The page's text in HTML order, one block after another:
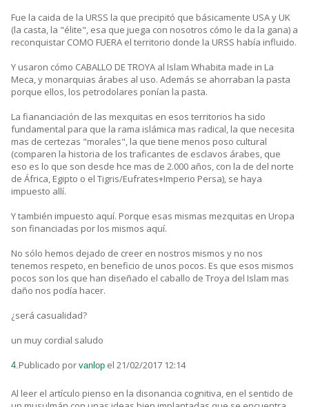
Fue la caida de la URSS la que precipitó que básicamente USA y UK
(la casta, la "élite", esa que juega con nosotros cómo le da la gana) a
reconquistar COMO FUERA el territorio donde la URSS había influido.
Y usaron cómo CABALLO DE TROYA al Islam Whabita made in La
Meca, y monarquias árabes al uso. Además se ahorraban la pasta
porque ellos, los petrodolares ponían la pasta.
La fiananciación de las mexquitas en esos territorios ha sido
fundamental para que la rama islámica mas radical, la que necesita
mas de certezas "morales", la que tiene menos poso cultural
(comparen la historia de los traficantes de esclavos árabes, que
eso es lo que son desde hce mas de 2.000 años, con la de del norte
de África, Egipto o el Tigris/Eufrates+Imperio Persa), se haya
impuesto allí.
Y también impuesto aquí. Porque esas mismas mezquitas en Uropa
son financiadas por los mismos aquí.
No sólo hemos dejado de creer en nostros mismos y no nos
tenemos respeto, en beneficio de unos pocos. Es que esos mismos
pocos son los que han diseñado el caballo de Troya del Islam mas
daño nos podía hacer.
¿será casualidad?
un muy cordial saludo
4.Publicado por vanlop el 21/02/2017 12:14
Al leer el artículo pienso en la disonancia cognitiva, en el sentido de